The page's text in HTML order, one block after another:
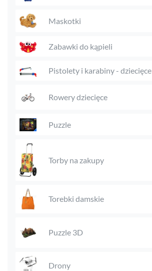
Maskotki
Zabawki do kąpieli
Pistolety i karabiny - dziecięce
Rowery dziecięce
Puzzle
Torby na zakupy
Torebki damskie
Puzzle 3D
Drony